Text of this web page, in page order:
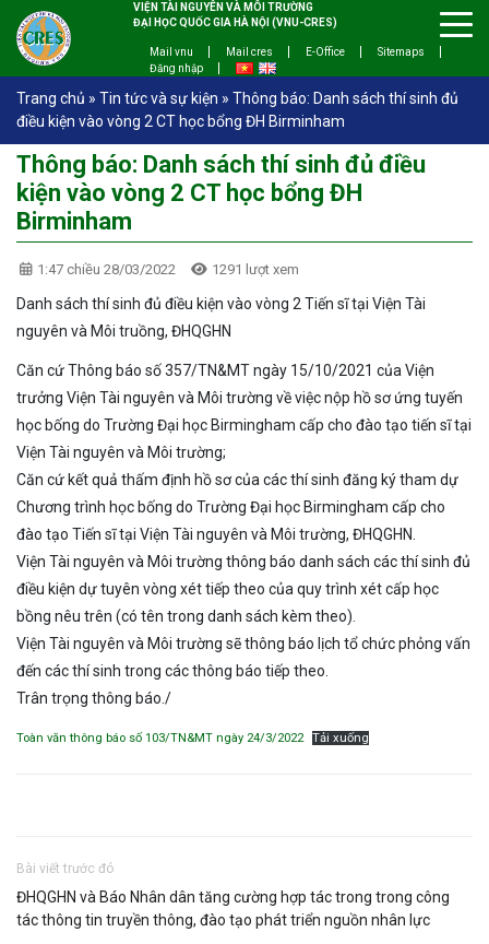
VIỆN TÀI NGUYÊN VÀ MÔI TRƯỜNG
ĐẠI HỌC QUỐC GIA HÀ NỘI (VNU-CRES)
Mail vnu Mail cres E-Office
Sitemaps
Đăng nhập
Trang chủ » Tin tức và sự kiện » Thông báo: Danh sách thí sinh đủ
điều kiện vào vòng 2 CT học bổng ĐH Birminham
Thông báo: Danh sách thí sinh đủ điều
kiện vào vòng 2 CT học bổng ĐH
Birminham
1:47 chiều 28/03/2022 1291 lượt xem
Danh sách thí sinh đủ điều kiện vào vòng 2 Tiến sĩ tại Viện Tài
nguyên và Môi truồng, ĐHQGHN
Căn cứ Thông báo số 357/TN&MT ngày 15/10/2021 của Viện
trưởng Viện Tài nguyên và Môi trường về việc nộp hồ sơ ứng tuyến
học bống do Trường Đại học Birmingham cấp cho đào tạo tiến sĩ tại
Viện Tài nguyên và Môi trường;
Căn cứ kết quả thấm định hồ sơ của các thí sinh đăng ký tham dự
Chương trình học bống do Trường Đại học Birmingham cấp cho
đào tạo Tiến sĩ tại Viện Tài nguyên và Môi trường, ĐHQGHN.
Viện Tài nguyên và Môi trường thông báo danh sách các thí sinh đủ
điều kiện dự tuyên vòng xét tiếp theo của quy trình xét cấp học
bồng nêu trên (có tên trong danh sách kèm theo).
Viện Tài nguyên và Môi trường sẽ thông báo lịch tổ chức phỏng vấn
đến các thí sinh trong các thông báo tiếp theo.
Trân trọng thông báo./
Toàn văn thông báo số 103/TN&MT ngày 24/3/2022 Tải xuống
Bài viết trước đó
ĐHQGHN và Báo Nhân dân tăng cường hợp tác trong trong công
tác thông tin truyền thông, đào tạo phát triển nguồn nhân lực